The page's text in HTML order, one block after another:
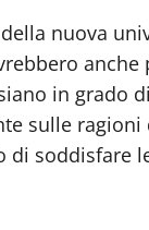
nuova
anche
in grado
sulle ragioni
di soddisfare